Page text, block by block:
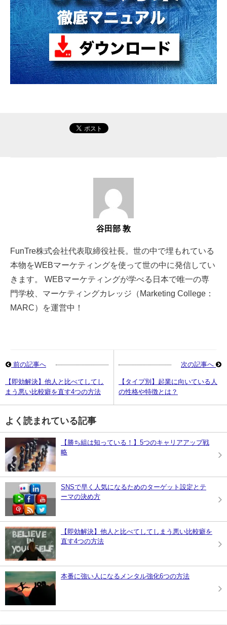
谷田部 敦
FunTre株式会社代表取締役社長。世の中で埋もれている
本物をWEBマーケティングを使って世の中に発信してい
きます。 WEBマーケティングが学べる日本で唯一の専
門学校、マーケティングカレッジ（Marketing College：
MARC）を運営中！
前の記事へ
【即効解決】他人と比べてしてし
まう悪い比較癖を直す4つの方法
次の記事へ
【タイプ別】起業に向いている人
の性格や特徴とは？
よく読まれている記事
【勝ち組は知っている！】5つのキャリアアップ戦
略
SNSで早く人気になるためのターゲット設定とテ
ーマの決め方
【即効解決】他人と比べてしてしまう悪い比較癖を
直す4つの方法
本番に強い人になるメンタル強化6つの方法